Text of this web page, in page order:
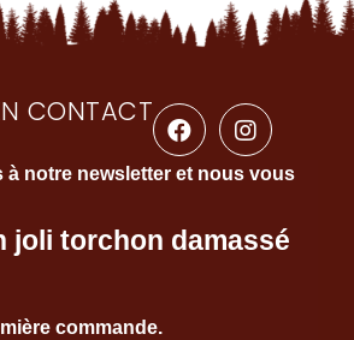
CONTACT
à notre newsletter et nous vous
joli torchon damassé
commande.